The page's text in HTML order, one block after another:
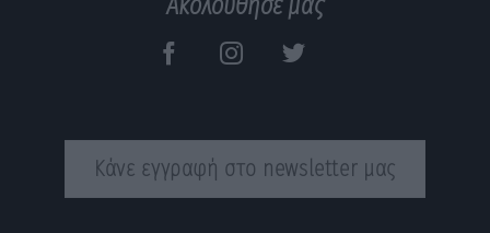
Κάνε εγγραφή στο newsletter μας